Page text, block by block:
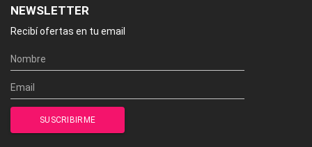
NEWSLETTER
Recibí ofertas en tu email